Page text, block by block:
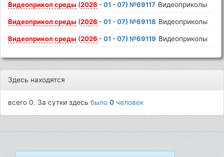
Видеоприкол среды (2026 - 01 - 07) №69117 Видеоприколы
Видеоприкол среды (2026 - 01 - 07) №69118 Видеоприколы
Видеоприкол среды (2026 - 01 - 07) №69119 Видеоприколы
Здесь находятся
всего 0. За сутки здесьбыло0 человек